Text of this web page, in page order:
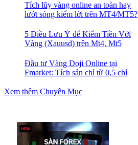
Tích lũy vàng online an toàn hay
lướt sóng kiếm lời trên MT4/MT5?
5 Điều Lưu Ý để Kiếm Tiền Với
Vàng (Xauusd) trên Mt4, Mt5
Đầu tư Vàng Doji Online tại
Fmarket: Tích sản chỉ từ 0,5 chỉ
Xem thêm Chuyên Mục